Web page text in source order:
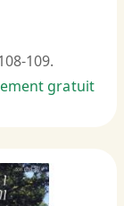
109.
gratuit